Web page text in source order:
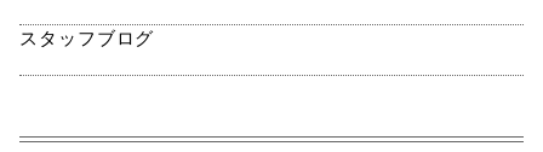
スタッフブログ